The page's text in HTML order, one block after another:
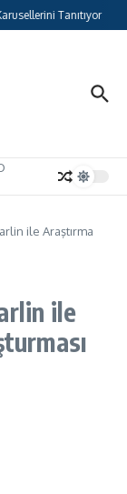
Tanıtıyor
ile Araştırma
ile